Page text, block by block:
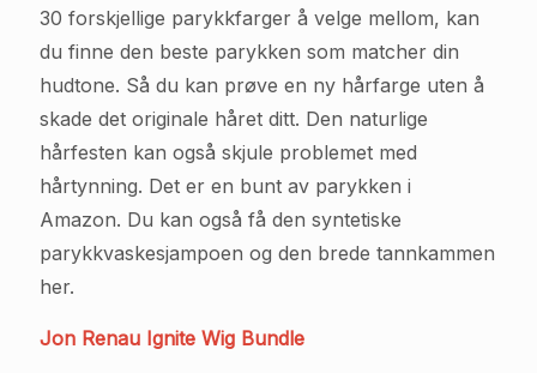
30 forskjellige parykkfarger å velge mellom, kan
du finne den beste parykken som matcher din
hudtone. Så du kan prøve en ny hårfarge uten å
skade det originale håret ditt. Den naturlige
hårfesten kan også skjule problemet med
hårtynning. Det er en bunt av parykken i
Amazon. Du kan også få den syntetiske
parykkvaskesjampoen og den brede tannkammen
her.
Jon Renau Ignite Wig Bundle